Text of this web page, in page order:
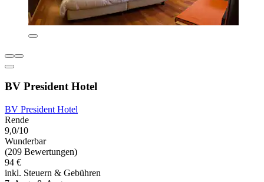
BV President Hotel
BV President Hotel
Rende
9,0/10
Wunderbar
(209 Bewertungen)
94 €
inkl. Steuern & Gebühren